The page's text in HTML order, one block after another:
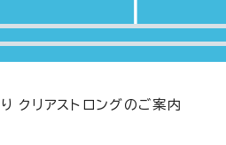
クリアストロングのご案内